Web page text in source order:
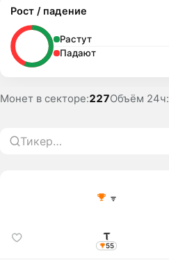
Рост / падение
Растут
Падают
Монет в секторе:227Объём 24ч:
55